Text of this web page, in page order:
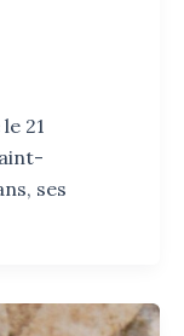
21
ses